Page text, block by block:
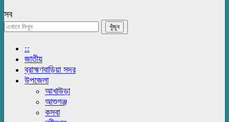
সব
::
জাতীয়
ব্রাহ্মণবাড়িয়া সদর
উপজেলা
আখাউড়া
আশুগঞ্জ
কসবা